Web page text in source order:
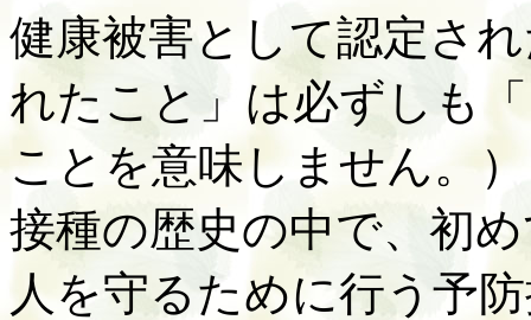
健康被害として認定さ
れたこと」は必ずしも
ことを意味しません。
接種の歴史の中で、初
人を守るために行う予